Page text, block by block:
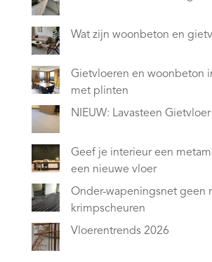
Wat zijn woonbeton en
Gietvloeren en woonbeton
met plinten
NIEUW: Lavasteen Gietvloer
Geef je interieur een
een nieuwe vloer
Onder-wapeningsnet geen
krimpscheuren
Vloerentrends 2026